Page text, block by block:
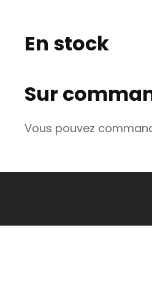
En stock
Sur
Vous pouvez